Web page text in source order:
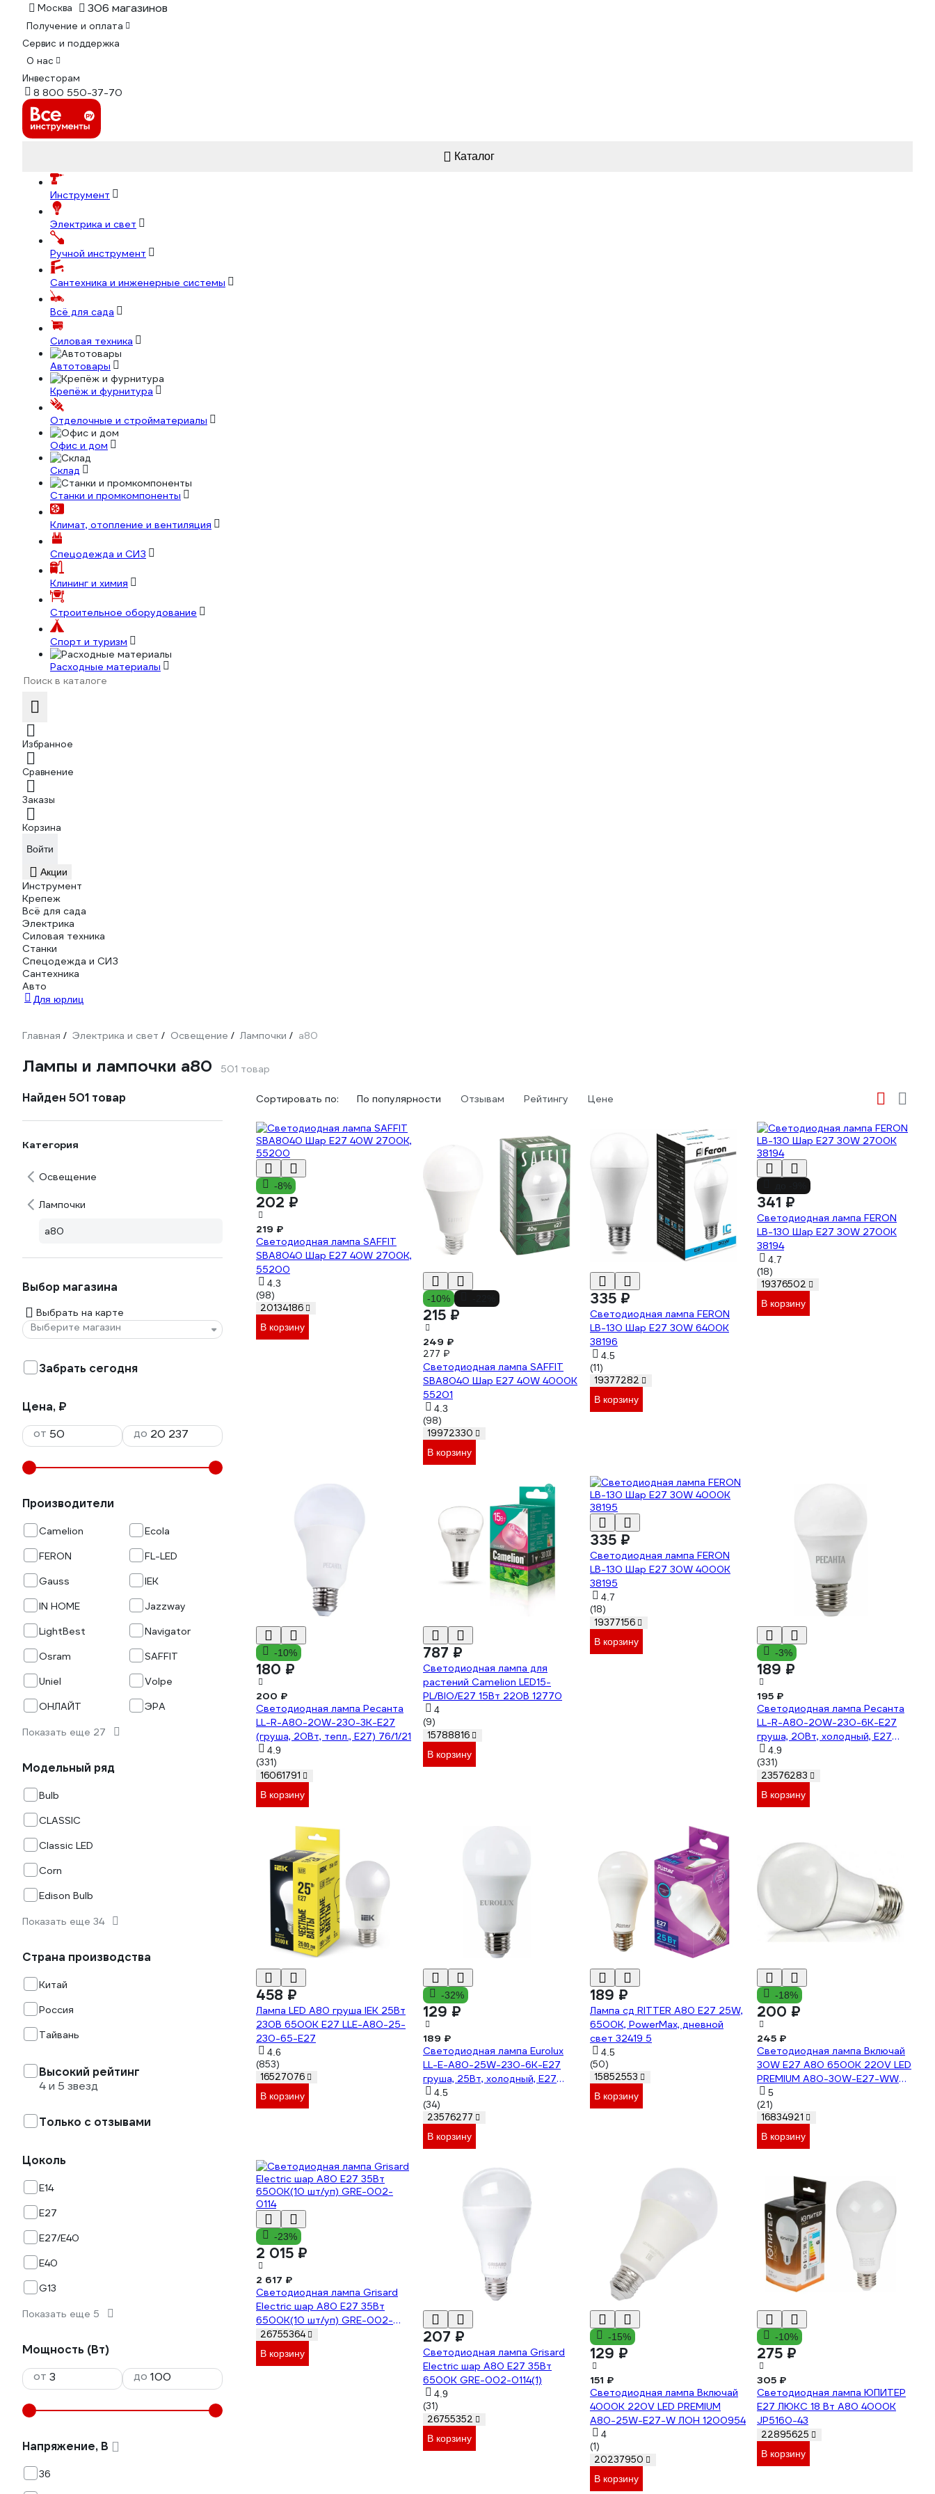
Москва 306 магазинов
Получение и оплата
Сервис и поддержка
О нас
Инвесторам
8 800 550-37-70
Каталог
Инструмент
Электрика и свет
Ручной инструмент
Сантехника и инженерные системы
Всё для сада
Силовая техника
Автотовары
Крепёж и фурнитура
Отделочные и стройматериалы
Офис и дом
Склад
Станки и промкомпоненты
Климат, отопление и вентиляция
Спецодежда и СИЗ
Клининг и химия
Строительное оборудование
Спорт и туризм
Расходные материалы
Избранное
Сравнение
Заказы
Корзина
Войти
Акции
Инструмент
Крепеж
Всё для сада
Электрика
Силовая техника
Станки
Спецодежда и СИЗ
Сантехника
Авто
Для юрлиц
Главная / Электрика и свет / Освещение / Лампочки / а80
Лампы и лампочки а80 501 товар
Найден 501 товар
Категория
Освещение
Лампочки
а80
Выбор магазина
Выбрать на карте
Выберите магазин
Забрать сегодня
Цена, ₽
от
до
Производители
Camelion
Ecola
FERON
FL-LED
Gauss
IEK
IN HOME
Jazzway
LightBest
Navigator
Osram
SAFFIT
Uniel
Volpe
ОНЛАЙТ
ЭРА
Показать еще 27
Модельный ряд
Bulb
CLASSIC
Classic LED
Corn
Edison Bulb
Показать еще 34
Страна производства
Китай
Россия
Тайвань
Высокий рейтинг
4 и 5 звезд
Только с отзывами
Цоколь
E14
E27
E27/E40
E40
G13
Показать еще 5
Мощность (Вт)
от
до
Напряжение, В
36
Сортировать по: По популярности Отзывам Рейтингу Цене
-8%
202 ₽
219 ₽
Светодиодная лампа SAFFIT
SBA8040 Шар E27 40W 2700K,
55200
4.3
(98)
20134186
В корзину
-10%
215 ₽
249 ₽
277 ₽
Светодиодная лампа SAFFIT
SBA8040 Шар E27 40W 4000K
55201
4.3
(98)
19972330
В корзину
335 ₽
Светодиодная лампа FERON
LB-130 Шар E27 30W 6400K
38196
4.5
(11)
19377282
В корзину
341 ₽
Светодиодная лампа FERON
LB-130 Шар E27 30W 2700K
38194
4.7
(18)
19376502
В корзину
-10%
180 ₽
200 ₽
Светодиодная лампа Ресанта
LL-R-A80-20W-230-3K-E27
(груша, 20Вт, тепл., Е27) 76/1/21
4.9
(331)
16061791
В корзину
787 ₽
Светодиодная лампа для
растений Camelion LED15-
PL/BIO/E27 15Вт 220В 12770
4
(9)
15788816
В корзину
335 ₽
Светодиодная лампа FERON
LB-130 Шар E27 30W 4000K
38195
4.7
(18)
19377156
В корзину
-3%
189 ₽
195 ₽
Светодиодная лампа Ресанта
LL-R-A80-20W-230-6K-E27
груша, 20Вт, холодный, Е27
76/1/76
4.9
(331)
23576283
В корзину
458 ₽
Лампа LED A80 груша IEK 25Вт
230В 6500К E27 LLE-A80-25-
230-65-E27
4.6
(853)
16527076
В корзину
-32%
129 ₽
189 ₽
Светодиодная лампа Eurolux
LL-E-A80-25W-230-6K-E27
груша, 25Вт, холодный, Е27
76/2/78
4.5
(34)
23576277
В корзину
189 ₽
Лампа сд RITTER A80 E27 25W,
6500К, PowerMax, дневной
свет 32419 5
4.5
(50)
15852553
В корзину
-18%
200 ₽
245 ₽
Светодиодная лампа Включай
30W E27 A80 6500K 220V LED
PREMIUM А80-30W-E27-WW
ЛОН 1193791
5
(21)
16834921
В корзину
-23%
2 015 ₽
2 617 ₽
Светодиодная лампа Grisard
Electric шар A80 E27 35Вт
6500K(10 шт/уп) GRE-002-
0114
26755364
В корзину
207 ₽
Светодиодная лампа Grisard
Electric шар A80 E27 35Вт
6500K GRE-002-0114(1)
4.9
(31)
26755352
В корзину
-15%
129 ₽
151 ₽
Светодиодная лампа Включай
4000K 220V LED PREMIUM
А80-25W-E27-W ЛОН 1200954
4
(1)
20237950
В корзину
-10%
275 ₽
305 ₽
Светодиодная лампа ЮПИТЕР
E27 ЛЮКС 18 Вт A80 4000K
JP5160-43
22895625
В корзину